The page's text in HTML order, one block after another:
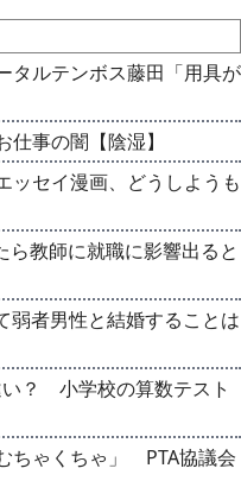
タルテンボス藤田「用具が
仕事の闇【陰湿】
ッセイ漫画、どうしようも
ら教師に就職に影響出ると
弱者男性と結婚することは
い？ 小学校の算数テスト
ちゃくちゃ」 PTA協議会